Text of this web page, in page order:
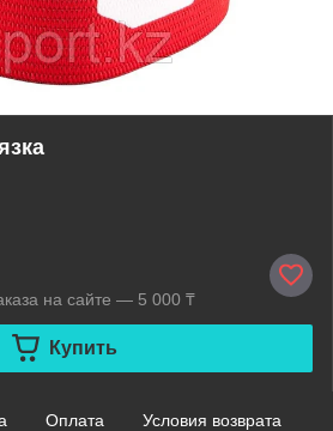
на сайте — 5 000 ₸
Купить
Оплата Условия возврата